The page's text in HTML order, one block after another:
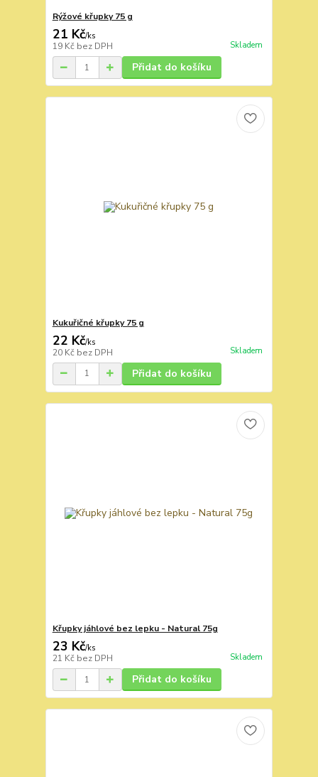
Rýžové křupky 75 g
21 Kč/ks
19 Kč bez DPH Skladem
Přidat do košíku
Kukuřičné křupky 75 g
22 Kč/ks
20 Kč bez DPH Skladem
Přidat do košíku
Křupky jáhlové bez lepku - Natural 75g
23 Kč/ks
21 Kč bez DPH Skladem
Přidat do košíku